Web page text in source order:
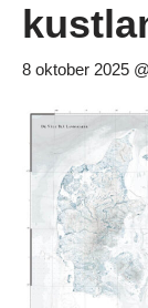
8 oktober 2025